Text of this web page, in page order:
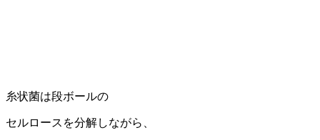
糸状菌は段ボールの
セルロースを分解しながら、